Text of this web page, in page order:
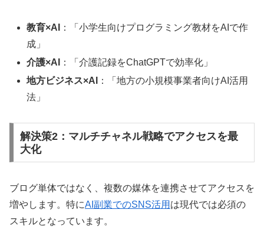
教育×AI
：「小学生向けプログラミング教材をAIで作
成」
介護×AI
：「介護記録をChatGPTで効率化」
地方ビジネス×AI
：「地方の小規模事業者向けAI活用
法」
解決策2：マルチチャネル戦略でアクセスを最
大化
ブログ単体ではなく、複数の媒体を連携させてアクセスを
増やします。特にAI副業でのSNS活用 は現代では必須の
スキルとなっています。